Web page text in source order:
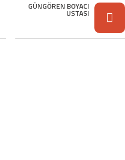
GÜNGÖREN BOYACI
USTASI